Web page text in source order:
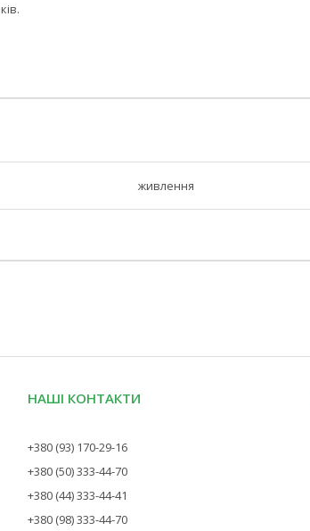
живлення
НАШІ КОНТАКТИ
+380 (93) 170-29-16
+380 (50) 333-44-70
+380 (44) 333-44-41
+380 (98) 333-44-70